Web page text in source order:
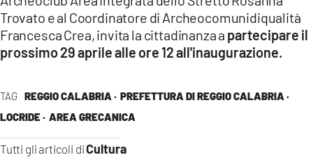
TAG REGGIO CALABRIA · PREFETTURA DI REGGIO CALABRIA ·
LOCRIDE · AREA GRECANICA
Tutti gli articoli diCultura
Trovato e al Coordinatore di Archeocomunidiqualità
Francesca Crea, invita la cittadinanza a partecipare il
prossimo 29 aprile alle ore 12 all'inaugurazione.